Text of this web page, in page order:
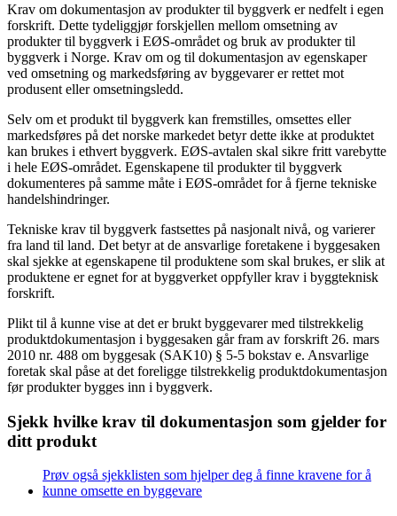
Krav om dokumentasjon av produkter til byggverk er nedfelt i egen
forskrift. Dette tydeliggjør forskjellen mellom omsetning av
produkter til byggverk i EØS-området og bruk av produkter til
byggverk i Norge. Krav om og til dokumentasjon av egenskaper
ved omsetning og markedsføring av byggevarer er rettet mot
produsent eller omsetningsledd.
Selv om et produkt til byggverk kan fremstilles, omsettes eller
markedsføres på det norske markedet betyr dette ikke at produktet
kan brukes i ethvert byggverk. EØS-avtalen skal sikre fritt varebytte
i hele EØS-området. Egenskapene til produkter til byggverk
dokumenteres på samme måte i EØS-området for å fjerne tekniske
handelshindringer.
Tekniske krav til byggverk fastsettes på nasjonalt nivå, og varierer
fra land til land. Det betyr at de ansvarlige foretakene i byggesaken
skal sjekke at egenskapene til produktene som skal brukes, er slik at
produktene er egnet for at byggverket oppfyller krav i byggteknisk
forskrift.
Plikt til å kunne vise at det er brukt byggevarer med tilstrekkelig
produktdokumentasjon i byggesaken går fram av forskrift 26. mars
2010 nr. 488 om byggesak (SAK10) § 5-5 bokstav e. Ansvarlige
foretak skal påse at det foreligge tilstrekkelig produktdokumentasjon
før produkter bygges inn i byggverk.
Sjekk hvilke krav til dokumentasjon som gjelder for
ditt produkt
Prøv også sjekklisten som hjelper deg å finne kravene for å
kunne omsette en byggevare